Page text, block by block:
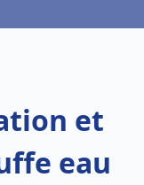
et
eau